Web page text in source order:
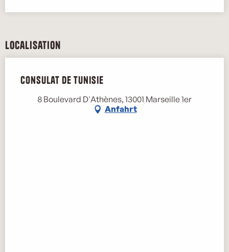
Localisation
Consulat de Tunisie
8 Boulevard D'Athènes, 13001 Marseille 1er
Anfahrt